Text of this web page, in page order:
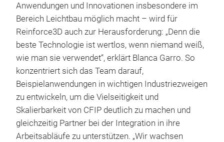
Anwendungen und Innovationen insbesondere im
Bereich Leichtbau möglich macht – wird für
Reinforce3D auch zur Herausforderung: „Denn die
beste Technologie ist wertlos, wenn niemand weiß,
wie man sie verwendet“, erklärt Blanca Garro. So
konzentriert sich das Team darauf,
Beispielanwendungen in wichtigen Industriezweigen
zu entwickeln, um die Vielseitigkeit und
Skalierbarkeit von CFIP deutlich zu machen und
gleichzeitig Partner bei der Integration in ihre
Arbeitsabläufe zu unterstützen. „Wir wachsen